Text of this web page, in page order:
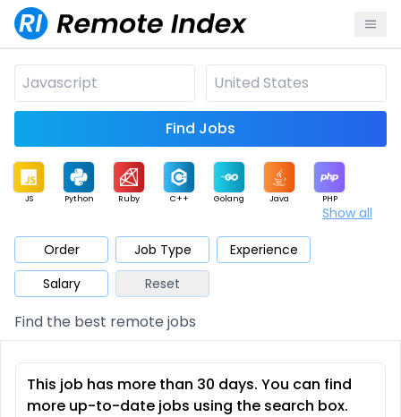
Find Jobs
JS Python Ruby C++ Golang Java PHP
Mobile Cloud
Database QA Security
Architect Product Marketing Support
Show all
Order Job Type
Experience
Salary
Reset
Find the best remote jobs
This job has more than 30 days. You can find
more up-to-date jobs using the search box.